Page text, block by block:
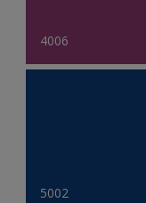
4006
5002